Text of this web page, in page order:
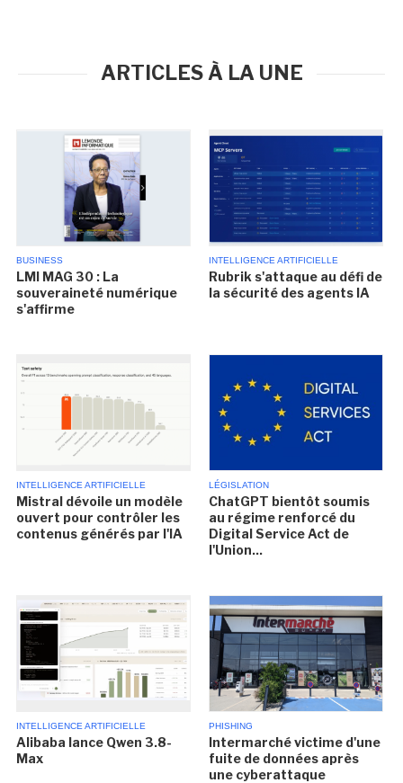
ARTICLES À LA UNE
BUSINESS
LMI MAG 30 : La
souveraineté numérique
s'affirme
INTELLIGENCE ARTIFICIELLE
Rubrik s'attaque au défi de
la sécurité des agents IA
INTELLIGENCE ARTIFICIELLE
Mistral dévoile un modèle
ouvert pour contrôler les
contenus générés par l'IA
LÉGISLATION
ChatGPT bientôt soumis
au régime renforcé du
Digital Service Act de
l'Union...
INTELLIGENCE ARTIFICIELLE
Alibaba lance Qwen 3.8-
Max
PHISHING
Intermarché victime d'une
fuite de données après
une cyberattaque